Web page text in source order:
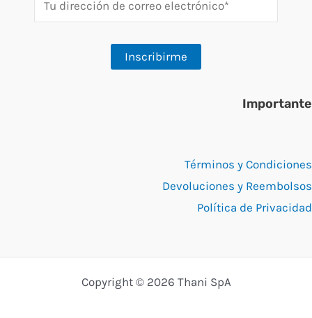
Importante
Términos y Condiciones
Devoluciones y Reembolsos
Política de Privacidad
Copyright © 2026 Thani SpA